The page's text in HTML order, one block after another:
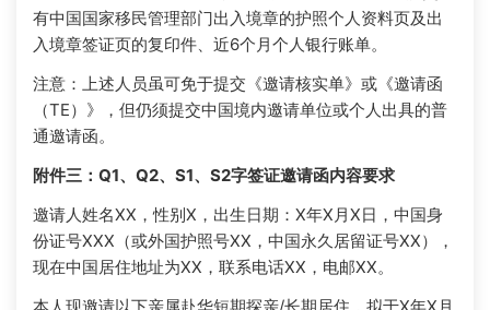
有中国国家移民管理部门出入境章的护照个人资料页及出
入境章签证页的复印件、近6个月个人银行账单。
注意：上述人员虽可免于提交《邀请核实单》或《邀请函
（TE）》，但仍须提交中国境内邀请单位或个人出具的普
通邀请函。
附件三：Q1、Q2、S1、S2字签证邀请函内容要求
邀请人姓名XX，性别X，出生日期：X年X月X日，中国身
份证号XXX（或外国护照号XX，中国永久居留证号XX），
现在中国居住地址为XX，联系电话XX，电邮XX。